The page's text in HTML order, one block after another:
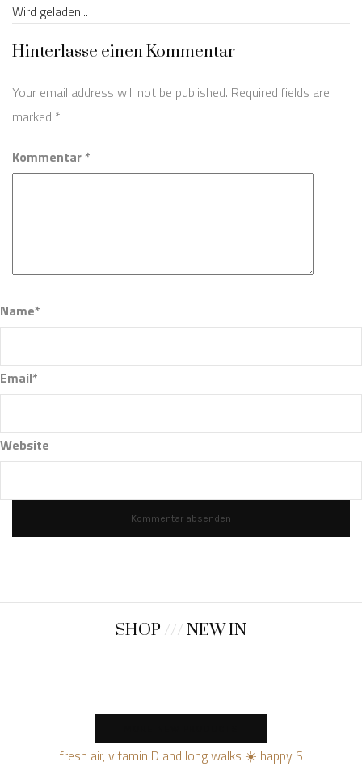
Wird geladen...
Hinterlasse einen Kommentar
Your email address will not be published. Required fields are
marked *
Kommentar *
Name*
Email*
Website
SHOP ///NEW IN
fresh air, vitamin D and long walks ☀️ happy S